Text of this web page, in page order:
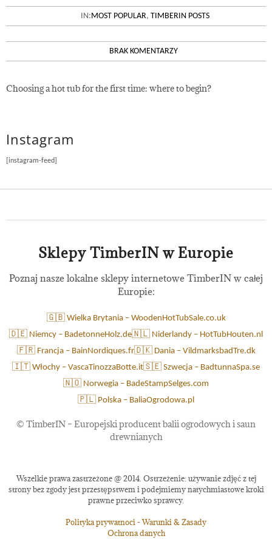
IN:MOST POPULAR, TIMBERIN POSTS
BRAK KOMENTARZY
Choosing a hot tub for the first time: where to begin?
Instagram
[instagram-feed]
Sklepy TimberIN w Europie
Poznaj nasze lokalne sklepy internetowe TimberIN w całej
Europie:
🇬🇧 Wielka Brytania – WoodenHotTubSale.co.uk
🇩🇪 Niemcy – BadetonneHolz.de🇳🇱 Niderlandy – HotTubHouten.nl
🇫🇷 Francja – BainNordiques.fr🇩🇰 Dania – VildmarksbadTre.dk
🇮🇹 Włochy – VascaTinozzaBotte.it🇸🇪 Szwecja – BadtunnaSpa.se
🇳🇴 Norwegia – BadeStampSelges.com
🇵🇱 Polska – BaliaOgrodowa.pl
© TimberIN – Europejski producent balii ogrodowych i saun
drewnianych
Wszelkie prawa zastrzeżone @ 2014. Ostrzeżenie: używanie zdjęć z tej
strony bez zgody jest przestępstwem i podejmiemy natychmiastowe kroki
prawne przeciwko sprawcy.
Polityka prywatnoci - Warunki & Zasady
Ochrona danych